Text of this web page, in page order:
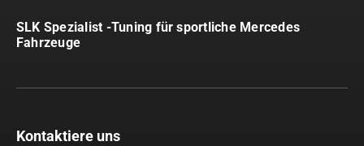
SLK Spezialist -Tuning für sportliche Mercedes
Fahrzeuge
Kontaktiere uns